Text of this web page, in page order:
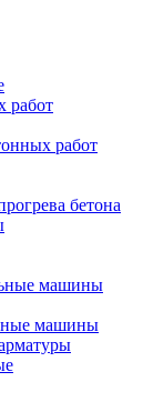
работ
работ
бетона
машины
машины